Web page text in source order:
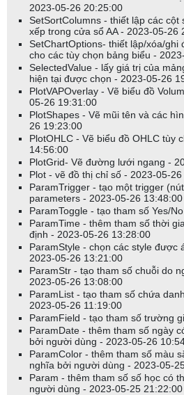
2023-05-26 20:25:00
SetSortColumns - thiết lập các
xếp trong cửa sổ AA - 2023-05-26
SetChartOptions- thiết lập/xóa/ghi
cho các tùy chọn bảng biểu -
SelectedValue - lấy giá trị của
hiện tại được chọn - 2023-05-26
PlotVAPOverlay - Vẽ biểu đồ
05-26 19:31:00
PlotShapes - Vẽ mũi tên và các
26 19:23:00
PlotOHLC - Vẽ biểu đồ OHLC tùy
14:56:00
PlotGrid- Vẽ đường lưới ngang -
Plot - vẽ đồ thị chỉ số - 2023-05-
ParamTrigger - tạo một trigger
parameters - 2023-05-26 13:48:00
ParamToggle - tạo tham số Yes/
ParamTime - thêm tham số thời
định - 2023-05-26 13:28:00
ParamStyle - chọn các style được
2023-05-26 13:21:00
ParamStr - tạo tham số chuỗi do
2023-05-26 13:08:00
ParamList - tạo tham số chứa
2023-05-26 11:19:00
ParamField - tạo tham số trường
ParamDate - thêm tham số ngày
bởi người dùng - 2023-05-26
ParamColor - thêm tham số màu
nghĩa bởi người dùng - 2023-05-
Param - thêm tham số số học có
người dùng - 2023-05-25 21:22:00